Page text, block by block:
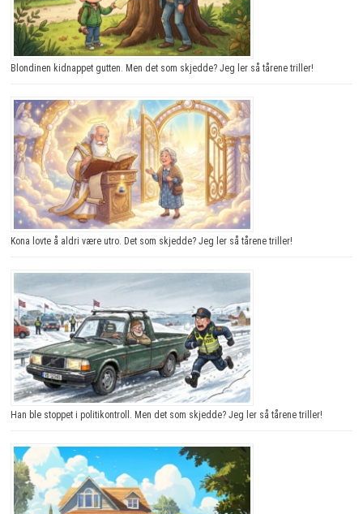
Blondinen kidnappet gutten. Men det som skjedde? Jeg ler så tårene triller!
Kona lovte å aldri være utro. Det som skjedde? Jeg ler så tårene triller!
Han ble stoppet i politikontroll. Men det som skjedde? Jeg ler så tårene triller!